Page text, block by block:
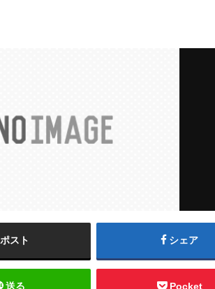
ポスト シェア
送る Pocket